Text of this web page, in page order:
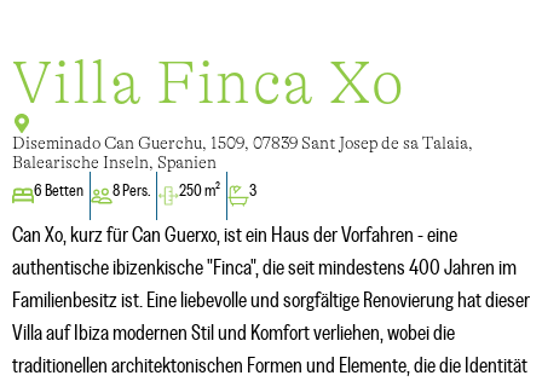
Villa Finca Xo
Diseminado Can Guerchu, 1509, 07839 Sant Josep de sa Talaia,
Balearische Inseln, Spanien
6 Betten 8 Pers. 250 m² 3
Can Xo, kurz für Can Guerxo, ist ein Haus der Vorfahren - eine
authentische ibizenkische "Finca", die seit mindestens 400 Jahren im
Familienbesitz ist. Eine liebevolle und sorgfältige Renovierung hat dieser
Villa auf Ibiza modernen Stil und Komfort verliehen, wobei die
traditionellen architektonischen Formen und Elemente, die die Identität